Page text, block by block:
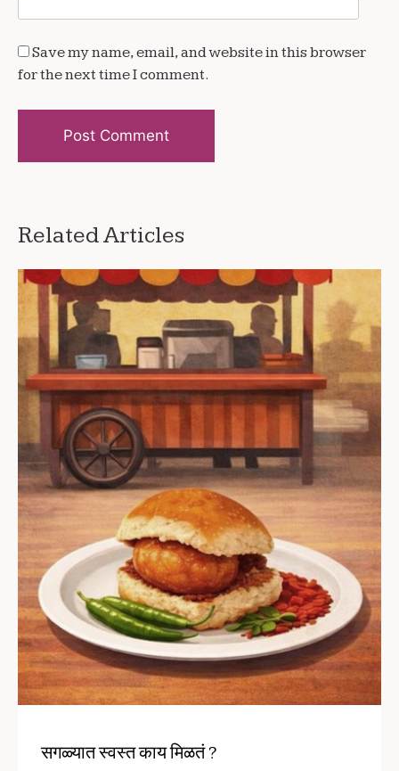
Save my name, email, and website in this browser
for the next time I comment.
Related Articles
सगळ्यात स्वस्त काय मिळतं ?